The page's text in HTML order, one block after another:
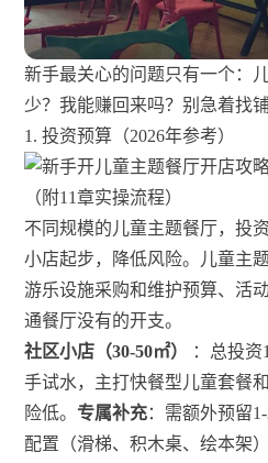
新手最关心的问题只有一个：
少？我能赚回来吗？别急着找
1. 投资预算（2026年参考）
不同规模的儿童主题餐厅，投
小店起步，降低风险。儿童主
游乐设施采购和维护预算、活
通餐厅没有的开支。
社区小店（30-50㎡）
：总投
手试水，主打快餐型儿童套餐
险低。 专属补充：需额外预留
配置（滑梯、积木桌、绘本架